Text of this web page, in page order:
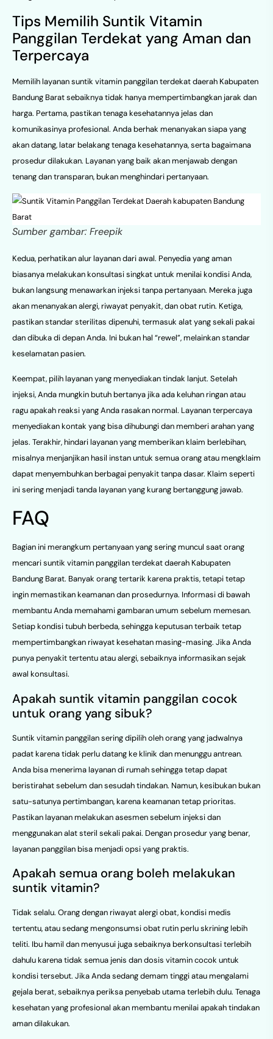
Tips Memilih Suntik Vitamin
Panggilan Terdekat yang Aman dan
Terpercaya
Memilih layanan suntik vitamin panggilan terdekat daerah Kabupaten
Bandung Barat sebaiknya tidak hanya mempertimbangkan jarak dan
harga. Pertama, pastikan tenaga kesehatannya jelas dan
komunikasinya profesional. Anda berhak menanyakan siapa yang
akan datang, latar belakang tenaga kesehatannya, serta bagaimana
prosedur dilakukan. Layanan yang baik akan menjawab dengan
tenang dan transparan, bukan menghindari pertanyaan.
Sumber gambar: Freepik
Kedua, perhatikan alur layanan dari awal. Penyedia yang aman
biasanya melakukan konsultasi singkat untuk menilai kondisi Anda,
bukan langsung menawarkan injeksi tanpa pertanyaan. Mereka juga
akan menanyakan alergi, riwayat penyakit, dan obat rutin. Ketiga,
pastikan standar sterilitas dipenuhi, termasuk alat yang sekali pakai
dan dibuka di depan Anda. Ini bukan hal “rewel”, melainkan standar
keselamatan pasien.
Keempat, pilih layanan yang menyediakan tindak lanjut. Setelah
injeksi, Anda mungkin butuh bertanya jika ada keluhan ringan atau
ragu apakah reaksi yang Anda rasakan normal. Layanan terpercaya
menyediakan kontak yang bisa dihubungi dan memberi arahan yang
jelas. Terakhir, hindari layanan yang memberikan klaim berlebihan,
misalnya menjanjikan hasil instan untuk semua orang atau mengklaim
dapat menyembuhkan berbagai penyakit tanpa dasar. Klaim seperti
ini sering menjadi tanda layanan yang kurang bertanggung jawab.
FAQ
Bagian ini merangkum pertanyaan yang sering muncul saat orang
mencari suntik vitamin panggilan terdekat daerah Kabupaten
Bandung Barat. Banyak orang tertarik karena praktis, tetapi tetap
ingin memastikan keamanan dan prosedurnya. Informasi di bawah
membantu Anda memahami gambaran umum sebelum memesan.
Setiap kondisi tubuh berbeda, sehingga keputusan terbaik tetap
mempertimbangkan riwayat kesehatan masing-masing. Jika Anda
punya penyakit tertentu atau alergi, sebaiknya informasikan sejak
awal konsultasi.
Apakah suntik vitamin panggilan cocok
untuk orang yang sibuk?
Suntik vitamin panggilan sering dipilih oleh orang yang jadwalnya
padat karena tidak perlu datang ke klinik dan menunggu antrean.
Anda bisa menerima layanan di rumah sehingga tetap dapat
beristirahat sebelum dan sesudah tindakan. Namun, kesibukan bukan
satu-satunya pertimbangan, karena keamanan tetap prioritas.
Pastikan layanan melakukan asesmen sebelum injeksi dan
menggunakan alat steril sekali pakai. Dengan prosedur yang benar,
layanan panggilan bisa menjadi opsi yang praktis.
Apakah semua orang boleh melakukan
suntik vitamin?
Tidak selalu. Orang dengan riwayat alergi obat, kondisi medis
tertentu, atau sedang mengonsumsi obat rutin perlu skrining lebih
teliti. Ibu hamil dan menyusui juga sebaiknya berkonsultasi terlebih
dahulu karena tidak semua jenis dan dosis vitamin cocok untuk
kondisi tersebut. Jika Anda sedang demam tinggi atau mengalami
gejala berat, sebaiknya periksa penyebab utama terlebih dulu. Tenaga
kesehatan yang profesional akan membantu menilai apakah tindakan
aman dilakukan.